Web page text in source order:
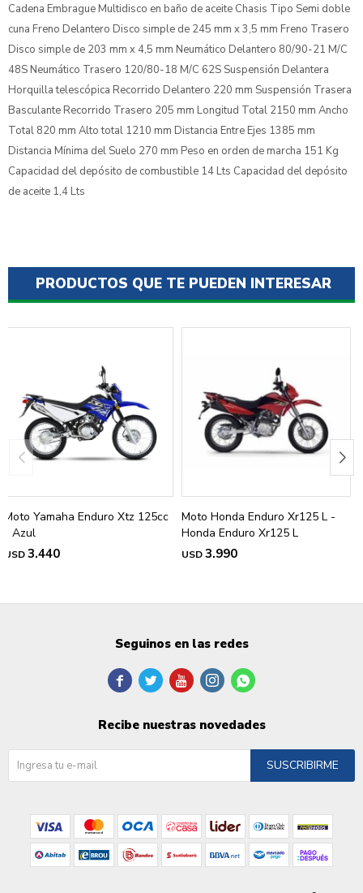
Cadena Embrague Multidisco en baño de aceite Chasis Tipo Semi doble
cuna Freno Delantero Disco simple de 245 mm x 3,5 mm Freno Trasero
Disco simple de 203 mm x 4,5 mm Neumático Delantero 80/90-21 M/C
48S Neumático Trasero 120/80-18 M/C 62S Suspensión Delantera
Horquilla telescópica Recorrido Delantero 220 mm Suspensión Trasera
Basculante Recorrido Trasero 205 mm Longitud Total 2150 mm Ancho
Total 820 mm Alto total 1210 mm Distancia Entre Ejes 1385 mm
Distancia Mínima del Suelo 270 mm Peso en orden de marcha 151 Kg
Capacidad del depósito de combustible 14 Lts Capacidad del depósito
de aceite 1,4 Lts
PRODUCTOS QUE TE PUEDEN INTERESAR
Moto Yamaha Enduro Xtz 125cc
- Azul
USD3.440
Moto Honda Enduro Xr125 L -
Honda Enduro Xr125 L
USD3.990
Seguinos en las redes
    
Recibe nuestras novedades
SUSCRIBIRME